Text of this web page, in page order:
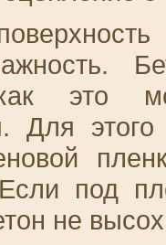
это
Для
под
не